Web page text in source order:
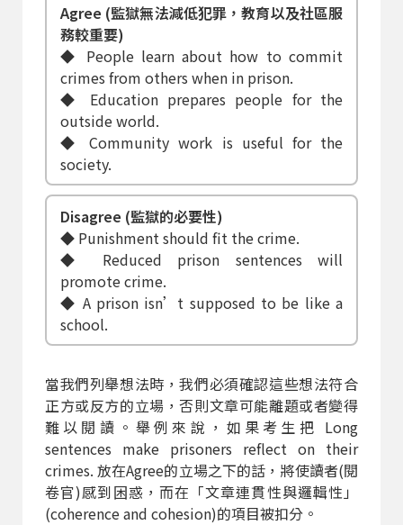
Agree (監獄無法減低犯罪，教育以及社區服
務較重要)
◆ People learn about how to commit
crimes from others when in prison.
◆ Education prepares people for the
outside world.
◆ Community work is useful for the
society.
Disagree (監獄的必要性)
◆ Punishment should fit the crime.
◆ Reduced prison sentences will
promote crime.
◆ A prison isn’t supposed to be like a
school.
當我們列舉想法時，我們必須確認這些想法符合
正方或反方的立場，否則文章可能離題或者變得
難以閱讀。舉例來說，如果考生把 Long
sentences make prisoners reflect on their
crimes. 放在Agree的立場之下的話，將使讀者(閱
卷官)感到困惑，而在「文章連貫性與邏輯性」
(coherence and cohesion)的項目被扣分。